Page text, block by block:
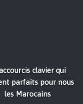
clavier qui
parfaits pour nous
les Marocains